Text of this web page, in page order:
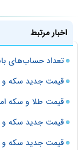
اخبار مرتبط
تعداد حساب‌های
قیمت جدید سکه و طلا
قیمت طلا و سکه امروز سه
قیمت جدید سکه و طلا
قیمت جدید سکه و طلا